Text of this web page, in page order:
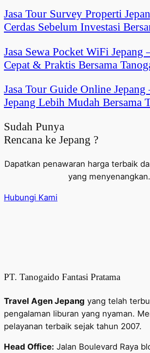
Jasa Tour Survey Properti
Cerdas Sebelum Investasi
Jasa Sewa Pocket WiFi Jepang
Cepat & Praktis Bersama
Jasa Tour Guide Online
Jepang Lebih Mudah Bersama
Sudah Punya
Rencana ke Jepang ?
Dapatkan penawaran harga terbaik
yang menyenangkan.
Hubungi Kami
PT. Tanogaido Fantasi Pratama
Travel Agen Jepang yang telah
pengalaman liburan yang nyaman.
pelayanan terbaik sejak tahun 2007.
Head Office: Jalan Boulevard Raya